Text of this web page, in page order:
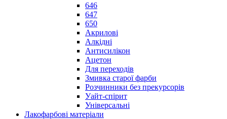
646
647
650
Акрилові
Алкідні
Антисилікон
Ацетон
Для переходів
Змивка старої фарби
Розчинники без прекурсорів
Уайт-спірит
Універсальні
Лакофарбові матеріали